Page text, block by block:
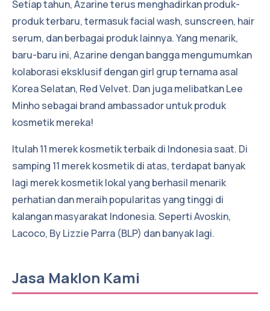
Setiap tahun, Azarine terus menghadirkan produk-
produk terbaru, termasuk facial wash, sunscreen, hair
serum, dan berbagai produk lainnya. Yang menarik,
baru-baru ini, Azarine dengan bangga mengumumkan
kolaborasi eksklusif dengan girl grup ternama asal
Korea Selatan, Red Velvet. Dan juga melibatkan Lee
Minho sebagai brand ambassador untuk produk
kosmetik mereka!
Itulah 11 merek kosmetik terbaik di Indonesia saat. Di
samping 11 merek kosmetik di atas, terdapat banyak
lagi merek kosmetik lokal yang berhasil menarik
perhatian dan meraih popularitas yang tinggi di
kalangan masyarakat Indonesia. Seperti Avoskin,
Lacoco, By Lizzie Parra (BLP) dan banyak lagi.
Jasa Maklon Kami